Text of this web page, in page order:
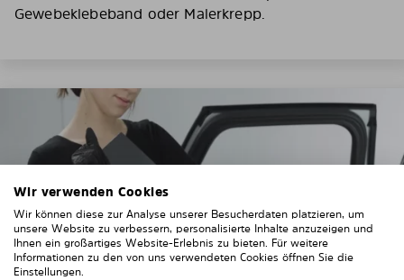
Gewebeklebeband oder Malerkrepp.
Wir verwenden Cookies
Wir können diese zur Analyse unserer Besucherdaten platzieren, um
unsere Website zu verbessern, personalisierte Inhalte anzuzeigen und
Ihnen ein großartiges Website-Erlebnis zu bieten. Für weitere
Informationen zu den von uns verwendeten Cookies öffnen Sie die
Einstellungen.